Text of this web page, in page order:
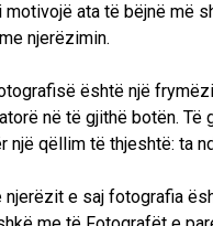
motivojë ata të bëjnë më
njerëzimin.
është një
në të gjithë botën. Të
një qëllim të thjeshtë: ta
njerëzit e saj fotografia